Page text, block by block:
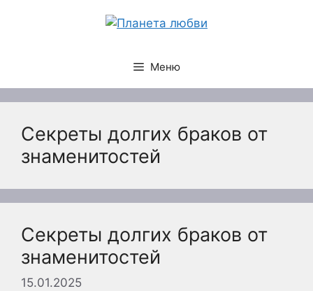
Меню
Секреты долгих браков от
знаменитостей
Секреты долгих браков от
знаменитостей
15.01.2025